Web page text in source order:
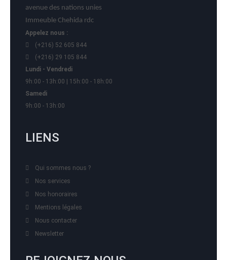
avenue des nations unies
Immeuble Chehida rdc
Appelez nous :
(+216) 52 605 844
(+216) 29 105 844
Lundi - Vendredi
9h:00 - 13h:00 | 15h:00 - 18h:00
Samedi
9h:00 - 13h:00
LIENS
Qui sommes nous ?
Nos services
Nos honoraires
Mentions légales
Nous contacter
Newsletter